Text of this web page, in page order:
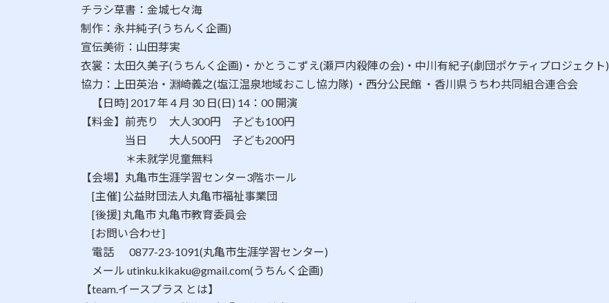
チラシ草書：金城七々海
制作：永井純子(うちんく企画)
宣伝美術：山田芽実
衣裳：太田久美子(うちんく企画)・かとうこずえ(瀬戸内殺陣の会)・中川有紀子(劇団ポケティプロジェクト)
協力：上田英治・淵崎義之(塩江温泉地域おこし協力隊) ・西分公民館 ・香川県うちわ共同組合連合会
【日時] 2017 年 4 月 30 日(日) 14：00 開演
【料金】前売り 大人300円 子ども100円
​ 当日 大人500円 子ども200円
​ ＊未就学児童無料
​【会場】丸亀市生涯学習センター3階ホール
[主催] 公益財団法人丸亀市福祉事業団
[後援] 丸亀市 丸亀市教育委員会
[お問い合わせ]
電話 0877-23-1091(丸亀市生涯学習センター)
メール utinku.kikaku@gmail.com(うちんく企画)
【team.イースプラス とは】